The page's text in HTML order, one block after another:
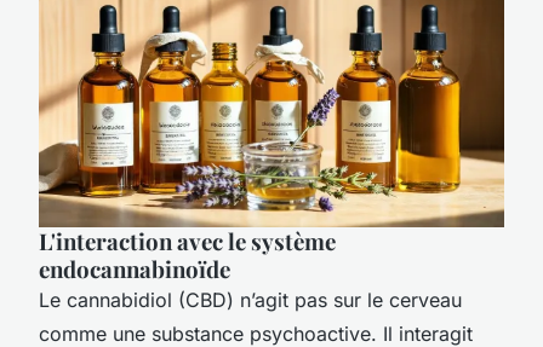
L'interaction avec le système
endocannabinoïde
Le cannabidiol (CBD) n’agit pas sur le cerveau
comme une substance psychoactive. Il interagit